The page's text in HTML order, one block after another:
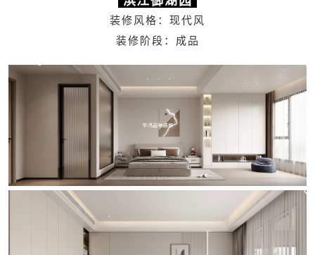
装修风格：现代风
装修阶段：成品